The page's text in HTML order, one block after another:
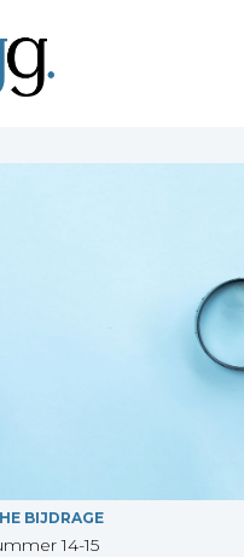
BIJDRAGE
14-15